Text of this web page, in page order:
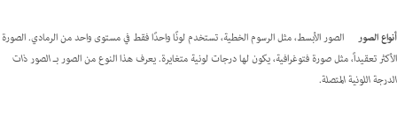
أنواع الصور
الصور الأبسط، مثل الرسوم الخطية، تستخدم لونًا واحدًا فقط في مستوى واحد من الرمادي. الصورة
الأكثر تعقيداً، مثل صورة فتوغرافية، يكون لها درجات لونية متغايرة. يعرف هذا النوع من الصور بـالصور ذات
الدرجة اللونية المتصلة.